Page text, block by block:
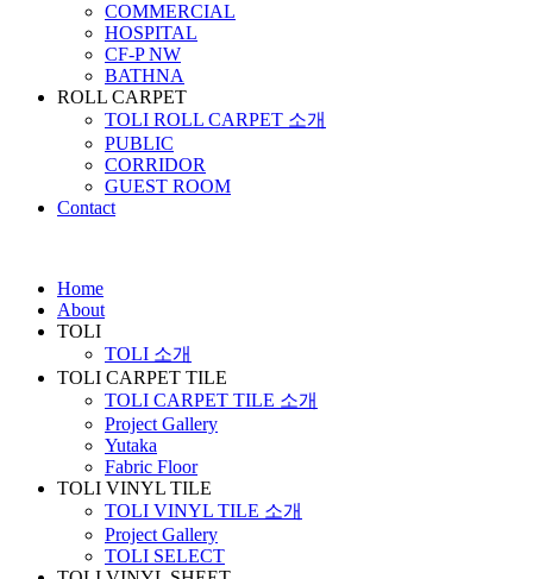
COMMERCIAL
HOSPITAL
CF-P NW
BATHNA
ROLL CARPET
TOLI ROLL CARPET 소개
PUBLIC
CORRIDOR
GUEST ROOM
Contact
Home
About
TOLI
TOLI 소개
TOLI CARPET TILE
TOLI CARPET TILE 소개
Project Gallery
Yutaka
Fabric Floor
TOLI VINYL TILE
TOLI VINYL TILE 소개
Project Gallery
TOLI SELECT